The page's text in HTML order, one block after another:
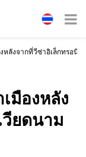
หลังจากที่วีซ่าอิเล็กทรอนิ
มืองหลัง
วียดนาม